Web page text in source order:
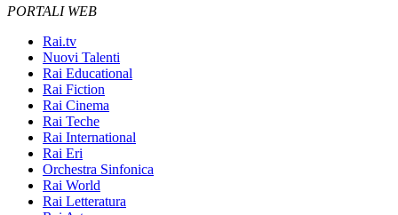
PORTALI WEB
Rai.tv
Nuovi Talenti
Rai Educational
Rai Fiction
Rai Cinema
Rai Teche
Rai International
Rai Eri
Orchestra Sinfonica
Rai World
Rai Letteratura